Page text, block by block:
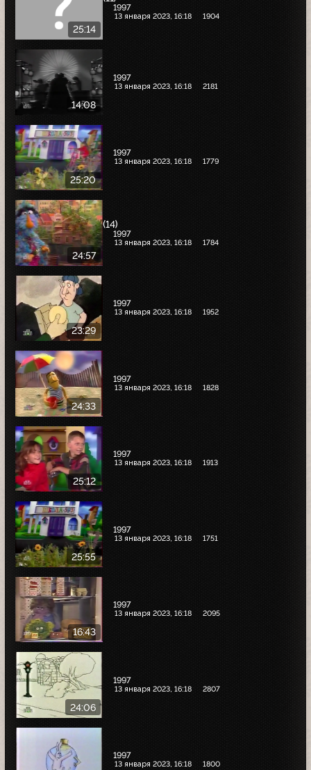
25:14
1997
13 января 2023, 16:18 1904
14:08
1997
13 января 2023, 16:18 2181
25:20
1997
13 января 2023, 16:18 1779
24:57
(14)
1997
13 января 2023, 16:18 1784
23:29
1997
13 января 2023, 16:18 1952
24:33
1997
13 января 2023, 16:18 1828
25:12
1997
13 января 2023, 16:18 1913
25:55
1997
13 января 2023, 16:18 1751
16:43
1997
13 января 2023, 16:18 2095
24:06
1997
13 января 2023, 16:18 2807
1997
13 января 2023, 16:18 1800